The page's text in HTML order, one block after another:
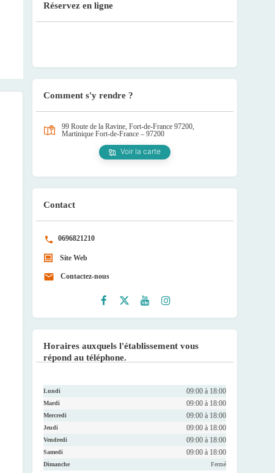
Réservez en ligne
Comment s'y rendre ?
99 Route de la Ravine, Fort-de-France 97200,
Martinique Fort-de-France – 97200
Voir la carte
Contact
0696821210
Site Web
Contactez-nous
Horaires auxquels l'établissement vous
répond au téléphone.
Lundi 09:00 à 18:00
Mardi 09:00 à 18:00
Mercredi 09:00 à 18:00
Jeudi 09:00 à 18:00
Vendredi 09:00 à 18:00
Samedi 09:00 à 18:00
Dimanche Fermé